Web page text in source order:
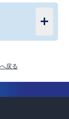
戻る